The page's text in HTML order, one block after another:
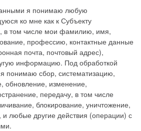
я понимаю любую
ко мне как к Субъекту
в том числе мои фамилию, имя,
профессию, контактные данные
почта, почтовый адрес),
информацию. Под обработкой
понимаю сбор, систематизацию,
обновление, изменение,
передачу, в том числе
блокирование, уничтожение,
и любые другие действия (операции) с